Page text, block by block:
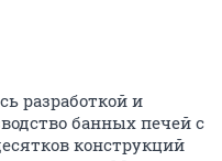
разработкой и
банных печей с
конструкций